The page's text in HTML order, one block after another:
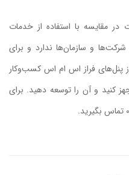
در مقایسه با استفاده از خدمات
شرکت‌ها و سازمان‌ها ندارد و برای
پنل‌های فراز اس ام اس کسب‌وکار
کنید و آن را توسعه دهید. برای